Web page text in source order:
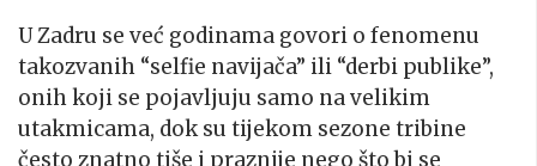
U Zadru se već godinama govori o fenomenu
takozvanih “selfie navijača” ili “derbi publike”,
onih koji se pojavljuju samo na velikim
utakmicama, dok su tijekom sezone tribine
često znatno tiše i praznije nego što bi se